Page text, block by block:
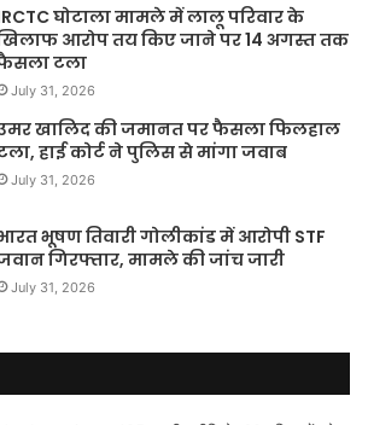
घोटाला मामले में लालू परिवार के
आरोप तय किए जाने पर 14 अगस्त तक
टला
July 31, 2026
खालिद की जमानत पर फैसला फिलहाल
हाई कोर्ट ने पुलिस से मांगा जवाब
July 31, 2026
भूषण तिवारी गोलीकांड में आरोपी STF
गिरफ्तार, मामले की जांच जारी
July 31, 2026